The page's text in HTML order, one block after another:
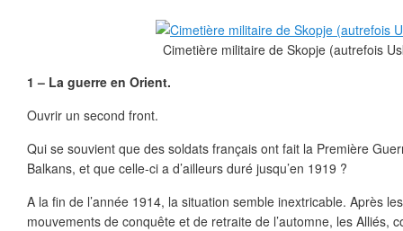
Cimetière militaire de Skopje (autrefois
1 – La guerre en Orient.
Ouvrir un second front.
Qui se souvient que des soldats français ont fait la Première
Balkans, et que celle-ci a d’ailleurs duré jusqu’en 1919 ?
A la fin de l’année 1914, la situation semble inextricable. Après
mouvements de conquête et de retraite de l’automne, les Alliés,